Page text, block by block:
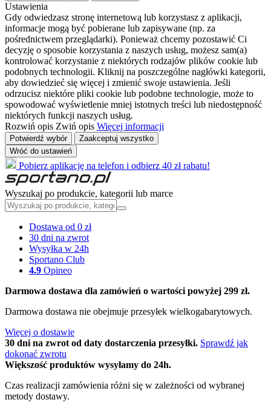
Ustawienia
Gdy odwiedzasz stronę internetową lub korzystasz z aplikacji,
informacje mogą być pobierane lub zapisywane (np. za
pośrednictwem przeglądarki). Ponieważ chcemy pozostawić Ci
decyzję o sposobie korzystania z naszych usług, możesz sam(a)
kontrolować korzystanie z niektórych rodzajów plików cookie lub
podobnych technologii. Kliknij na poszczególne nagłówki kategorii,
aby dowiedzieć się więcej i zmienić swoje ustawienia. Jeśli
odrzucisz niektóre pliki cookie lub podobne technologie, może to
spowodować wyświetlenie mniej istotnych treści lub niedostępność
niektórych funkcji naszych usług.
Rozwiń opis Zwiń opis Więcej informacji
Potwierdź wybór
Zaakceptuj wszystko
Wróć do ustawień
Pobierz aplikację na telefon i odbierz 40 zł rabatu!
Wyszukaj po produkcie, kategorii lub marce
Dostawa od 0 zł
30 dni na zwrot
Wysyłka w 24h
Sportano Club
4.9 Opineo
Darmowa dostawa dla zamówień o wartości powyżej 299 zł.
Darmowa dostawa nie obejmuje przesyłek wielkogabarytowych.
Więcej o dostawie
30 dni na zwrot od daty dostarczenia przesyłki. Sprawdź jak
dokonać zwrotu
Większość produktów wysyłamy do 24h.
Czas realizacji zamówienia różni się w zależności od wybranej
metody dostawy.